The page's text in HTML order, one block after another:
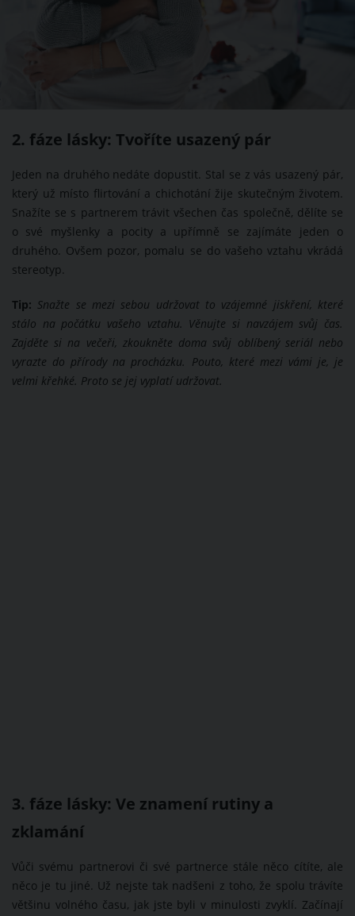
2. fáze lásky: Tvoříte usazený pár
Jeden na druhého nedáte dopustit. Stal se z vás usazený pár,
který už místo flirtování a chichotání žije skutečným životem.
Snažíte se s partnerem trávit všechen čas společně, dělíte se
o své myšlenky a pocity a upřímně se zajímáte jeden o
druhého. Ovšem pozor, pomalu se do vašeho vztahu vkrádá
stereotyp.
Tip: Snažte se mezi sebou udržovat to vzájemné jiskření, které
stálo na počátku vašeho vztahu. Věnujte si navzájem svůj čas.
Zajděte si na večeři, zkoukněte doma svůj oblíbený seriál nebo
vyrazte do přírody na procházku. Pouto, které mezi vámi je, je
velmi křehké. Proto se jej vyplatí udržovat.
3. fáze lásky: Ve znamení rutiny a
zklamání
Vůči svému partnerovi či své partnerce stále něco cítíte, ale
něco je tu jiné. Už nejste tak nadšeni z toho, že spolu trávíte
většinu volného času, jak jste byli v minulosti zvyklí. Začínají